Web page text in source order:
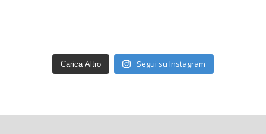
Carica Altro Segui su Instagram